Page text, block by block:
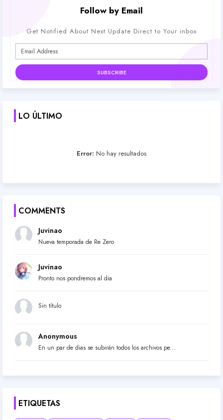
Follow by Email
Get Notified About Next Update Direct to Your inbox
LO ÚLTIMO
Error: No hay resultados
COMMENTS
Juvinao
Nueva temporada de Re Zero
Juvinao
Pronto nos pondremos al dia
Sin título
Anonymous
En un par de dias se subirán todos los archivos pe...
ETIQUETAS